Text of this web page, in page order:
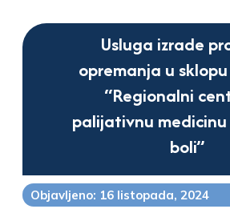
Usluga izrade
opremanja u
“Regionalni
palijativnu
boli”
Objavljeno: 16 listopada, 2024